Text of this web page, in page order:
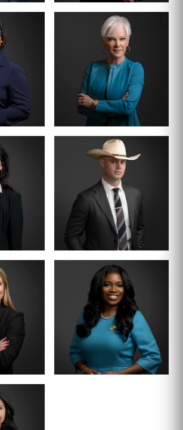
EL
COFUNDADOR
SUMMERSETT
CERTIFICADO POR EL
COLEGIO DE
ABOGADOS ·
DERECHO PENAL
DE LA
SOCIO · MÁS DE 200
JUICIOS
CHRISTY JACK
EL
CONSEJERO SENIOR
MIKE HANSON
CERTIFICADO POR EL
COLEGIO DE
ABOGADOS ·
DERECHO DE MENORES